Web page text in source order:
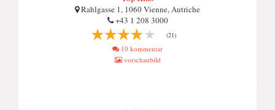
Rahlgasse 1, 1060 Vienne, Autriche
+43 1 208 3000
(21)
10 kommentar
vorschaubild